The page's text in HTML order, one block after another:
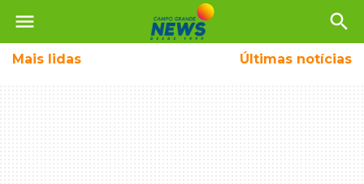
menu search
Mais lidas Últimas notícias